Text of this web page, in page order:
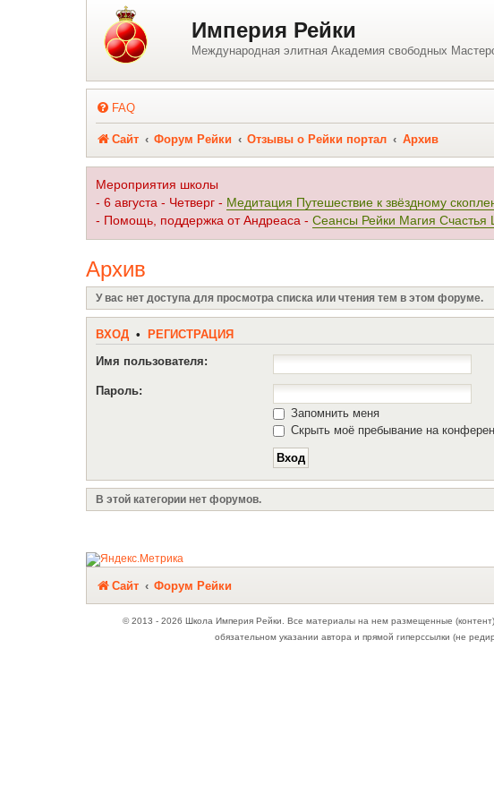
Регистрация Империя Рейки
Международная элитная Академия свободных
FAQ
Сайт Форум Рейки Отзывы о Рейки портал Архив
Мероприятия школы
- 6 августа - Четверг - Медитация Путешествие к звёздному
- Помощь, поддержка от Андреаса - Сеансы Рейки Магия Счастья
Архив
У вас нет доступа для просмотра списка или чтения тем в этом форуме.
ВХОД • РЕГИСТРАЦИЯ
Имя пользователя:
Пароль:
Запомнить меня
Скрыть моё пребывание на
В этой категории нет форумов.
Сайт Форум Рейки
Связаться с
© 2013 - 2026 Школа Империя Рейки. Все материалы на нем размещенные
обязательном указании автора и прямой гиперссылки (не